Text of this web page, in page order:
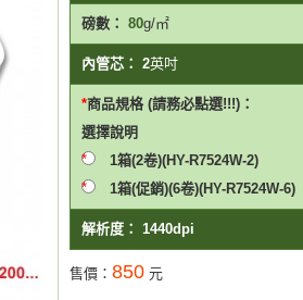
磅數： 80g/㎡
內管芯： 2英吋
商品規格 (請務必點選!!!)：
選擇說明
1箱(2卷)(HY-R7524W-2)
1箱(促銷)(6卷)(HY-R7524W-6)
解析度： 1440dpi
售價： 850 元